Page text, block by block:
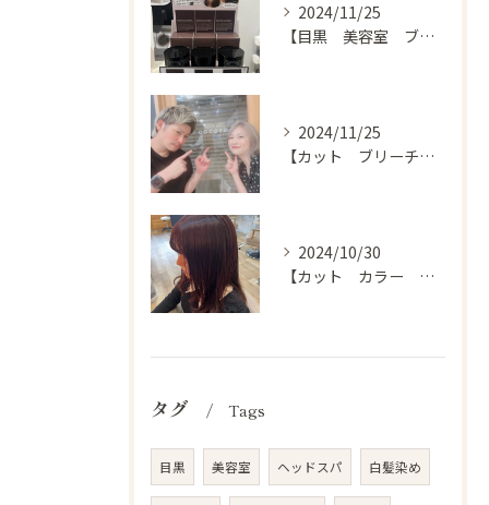
2024/11/25
【目黒 美容室 ブログ】
2024/11/25
【カット ブリーチ カラー トリートメント 目黒 美容室】
2024/10/30
【カット カラー トリートメント 目黒 美容室 スタイル】
タグ Tags
目黒 美容室 ヘッドスパ 白髪染め